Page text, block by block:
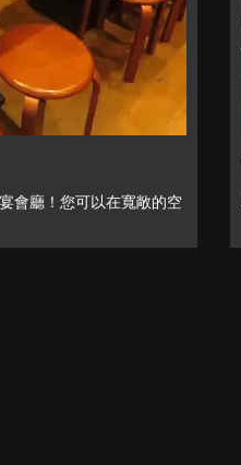
會廳！您可以在寬敞的空